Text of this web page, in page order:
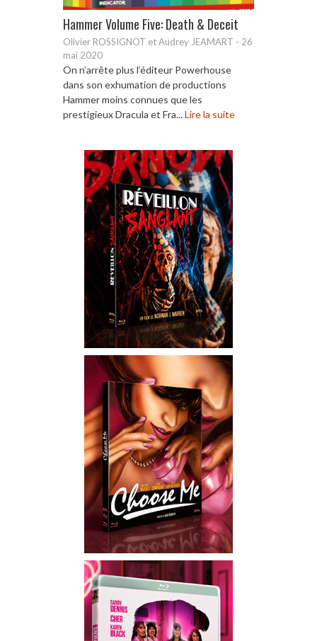
Hammer Volume Five: Death & Deceit
Olivier ROSSIGNOT et Audrey JEAMART - 26
mai 2020
On n’arrête plus l’éditeur Powerhouse
dans son exhumation de productions
Hammer moins connues que les
prestigieux Dracula et Fra...Lire la suite